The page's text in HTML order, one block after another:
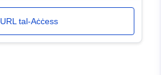
URL tal-Aċċess